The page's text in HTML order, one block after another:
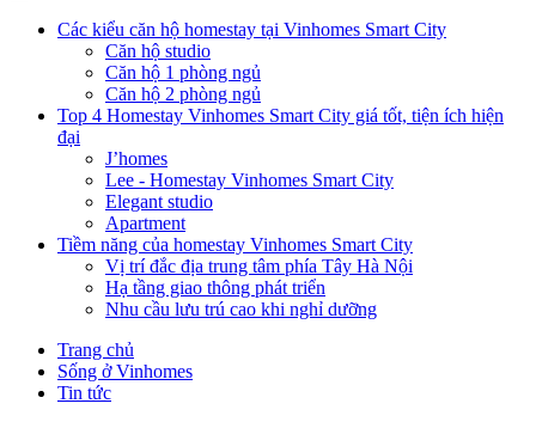
Các kiểu căn hộ homestay tại Vinhomes Smart City
Căn hộ studio
Căn hộ 1 phòng ngủ
Căn hộ 2 phòng ngủ
Top 4 Homestay Vinhomes Smart City giá tốt, tiện ích hiện
đại
J’homes
Lee - Homestay Vinhomes Smart City
Elegant studio
Apartment
Tiềm năng của homestay Vinhomes Smart City
Vị trí đắc địa trung tâm phía Tây Hà Nội
Hạ tầng giao thông phát triển
Nhu cầu lưu trú cao khi nghỉ dưỡng
Trang chủ
Sống ở Vinhomes
Tin tức